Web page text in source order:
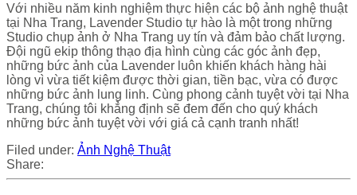
Với nhiều năm kinh nghiệm thực hiện các bộ ảnh nghệ thuật
tại Nha Trang, Lavender Studio tự hào là một trong những
Studio chụp ảnh ở Nha Trang uy tín và đảm bảo chất lượng.
Đội ngũ ekip thông thạo địa hình cùng các góc ảnh đẹp,
những bức ảnh của Lavender luôn khiến khách hàng hài
lòng vì vừa tiết kiệm được thời gian, tiền bạc, vừa có được
những bức ảnh lung linh. Cùng phong cảnh tuyệt vời tại Nha
Trang, chúng tôi khẳng định sẽ đem đến cho quý khách
những bức ảnh tuyệt vời với giá cả cạnh tranh nhất!
Filed under: Ảnh Nghệ Thuật
Share: